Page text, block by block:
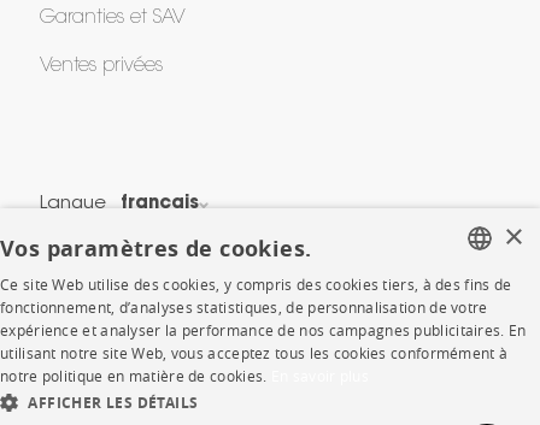
Garanties et SAV
Ventes privées
Langue français
Pays France
*Conditions des offres
Mentions légales
Conditions générales de vente
Politique de cookies
FRENCH
ENGLISH
×
Vos paramètres de cookies.
Ce site Web utilise des cookies, y compris des cookies tiers, à des fins de
fonctionnement, d’analyses statistiques, de personnalisation de votre
expérience et analyser la performance de nos campagnes publicitaires. En
utilisant notre site Web, vous acceptez tous les cookies conformément à
notre politique en matière de cookies.
AFFICHER LES DÉTAILS